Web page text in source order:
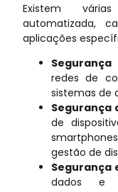
Existem
automatizada,
aplicações
Segurança
redes de
sistemas de
Segurança
de
gestão de
Segurança
dados e